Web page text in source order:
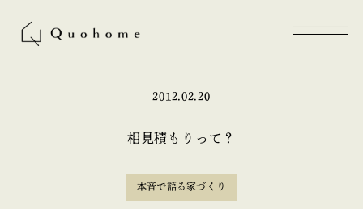
2012.02.20
相見積もりって？
本音で語る家づくり